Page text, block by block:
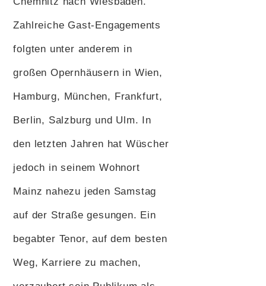
Zahlreiche Gast-Engagements
folgten unter anderem in
großen Opernhäusern in Wien,
Hamburg, München, Frankfurt,
Berlin, Salzburg und Ulm. In
den letzten Jahren hat Wüscher
jedoch in seinem Wohnort
Mainz nahezu jeden Samstag
auf der Straße gesungen. Ein
begabter Tenor, auf dem besten
Weg, Karriere zu machen,